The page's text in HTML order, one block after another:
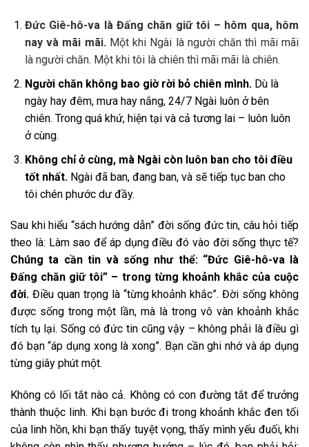
Đức Giê-hô-va là Đấng chăn giữ tôi – hôm qua, hôm
nay và mãi mãi.Một khi Ngài là người chăn thì mãi mãi
là người chăn. Một khi tôi là chiên thì mãi mãi là chiên.
Người chăn không bao giờ rời bỏ chiên mình.Dù là
ngày hay đêm, mưa hay nắng, 24/7 Ngài luôn ở bên
chiên. Trong quá khứ, hiện tại và cả tương lai – luôn luôn
ở cùng.
Không chỉ ở cùng, mà Ngài còn luôn ban cho tôi điều
tốt nhất. Ngài đã ban, đang ban, và sẽ tiếp tục ban cho
tôi chén phước dư đầy.
Sau khi hiểu “sách hướng dẫn” đời sống đức tin, câu hỏi tiếp
theo là: Làm sao để áp dụng điều đó vào đời sống thực tế?
Chúng ta cần tin và sống như thể: “Đức Giê-hô-va là
Đấng chăn giữ tôi” – trong từng khoảnh khắc của cuộc
đời. Điều quan trọng là “từng khoảnh khắc”. Đời sống không
được sống trong một lần, mà là trong vô vàn khoảnh khắc
tích tụ lại. Sống có đức tin cũng vậy – không phải là điều gì
đó bạn “áp dụng xong là xong”. Bạn cần ghi nhớ và áp dụng
từng giây phút một.
Không có lối tắt nào cả. Không có con đường tắt để trưởng
thành thuộc linh. Khi bạn bước đi trong khoảnh khắc đen tối
của linh hồn, khi bạn thấy tuyệt vọng, thấy mình yếu đuối, khi